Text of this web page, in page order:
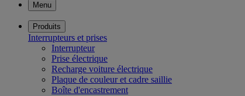
Menu
Produits
Interrupteurs et prises
Interrupteur
Prise électrique
Recharge voiture électrique
Plaque de couleur et cadre saillie
Boîte d'encastrement